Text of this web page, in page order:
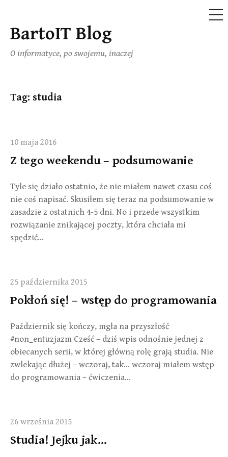
Skip
content
BartoIT Blog
O informatyce, po swojemu, inaczej
Tag: studia
10 maja 2016
Z tego weekendu – podsumowanie
Tyle się działo ostatnio, że nie miałem nawet czasu coś
nie coś napisać. Skusiłem się teraz na podsumowanie w
zasadzie z ostatnich 4-5 dni. No i przede wszystkim
rozwiązanie znikającej poczty, która chciała mi
spędzić…
25 października 2015
Pokłoń się! – wstęp do programowania
Październik się kończy, mgła na przyszłość
#non_entuzjazm Cześć – dziś wpis odnośnie jednej z
obiecanych serii, w której główną rolę grają studia. Nie
zwlekając dłużej – wczoraj, tak… wczoraj miałem wstęp
do programowania – ćwiczenia…
26 września 2015
Studia! Jejku jak…